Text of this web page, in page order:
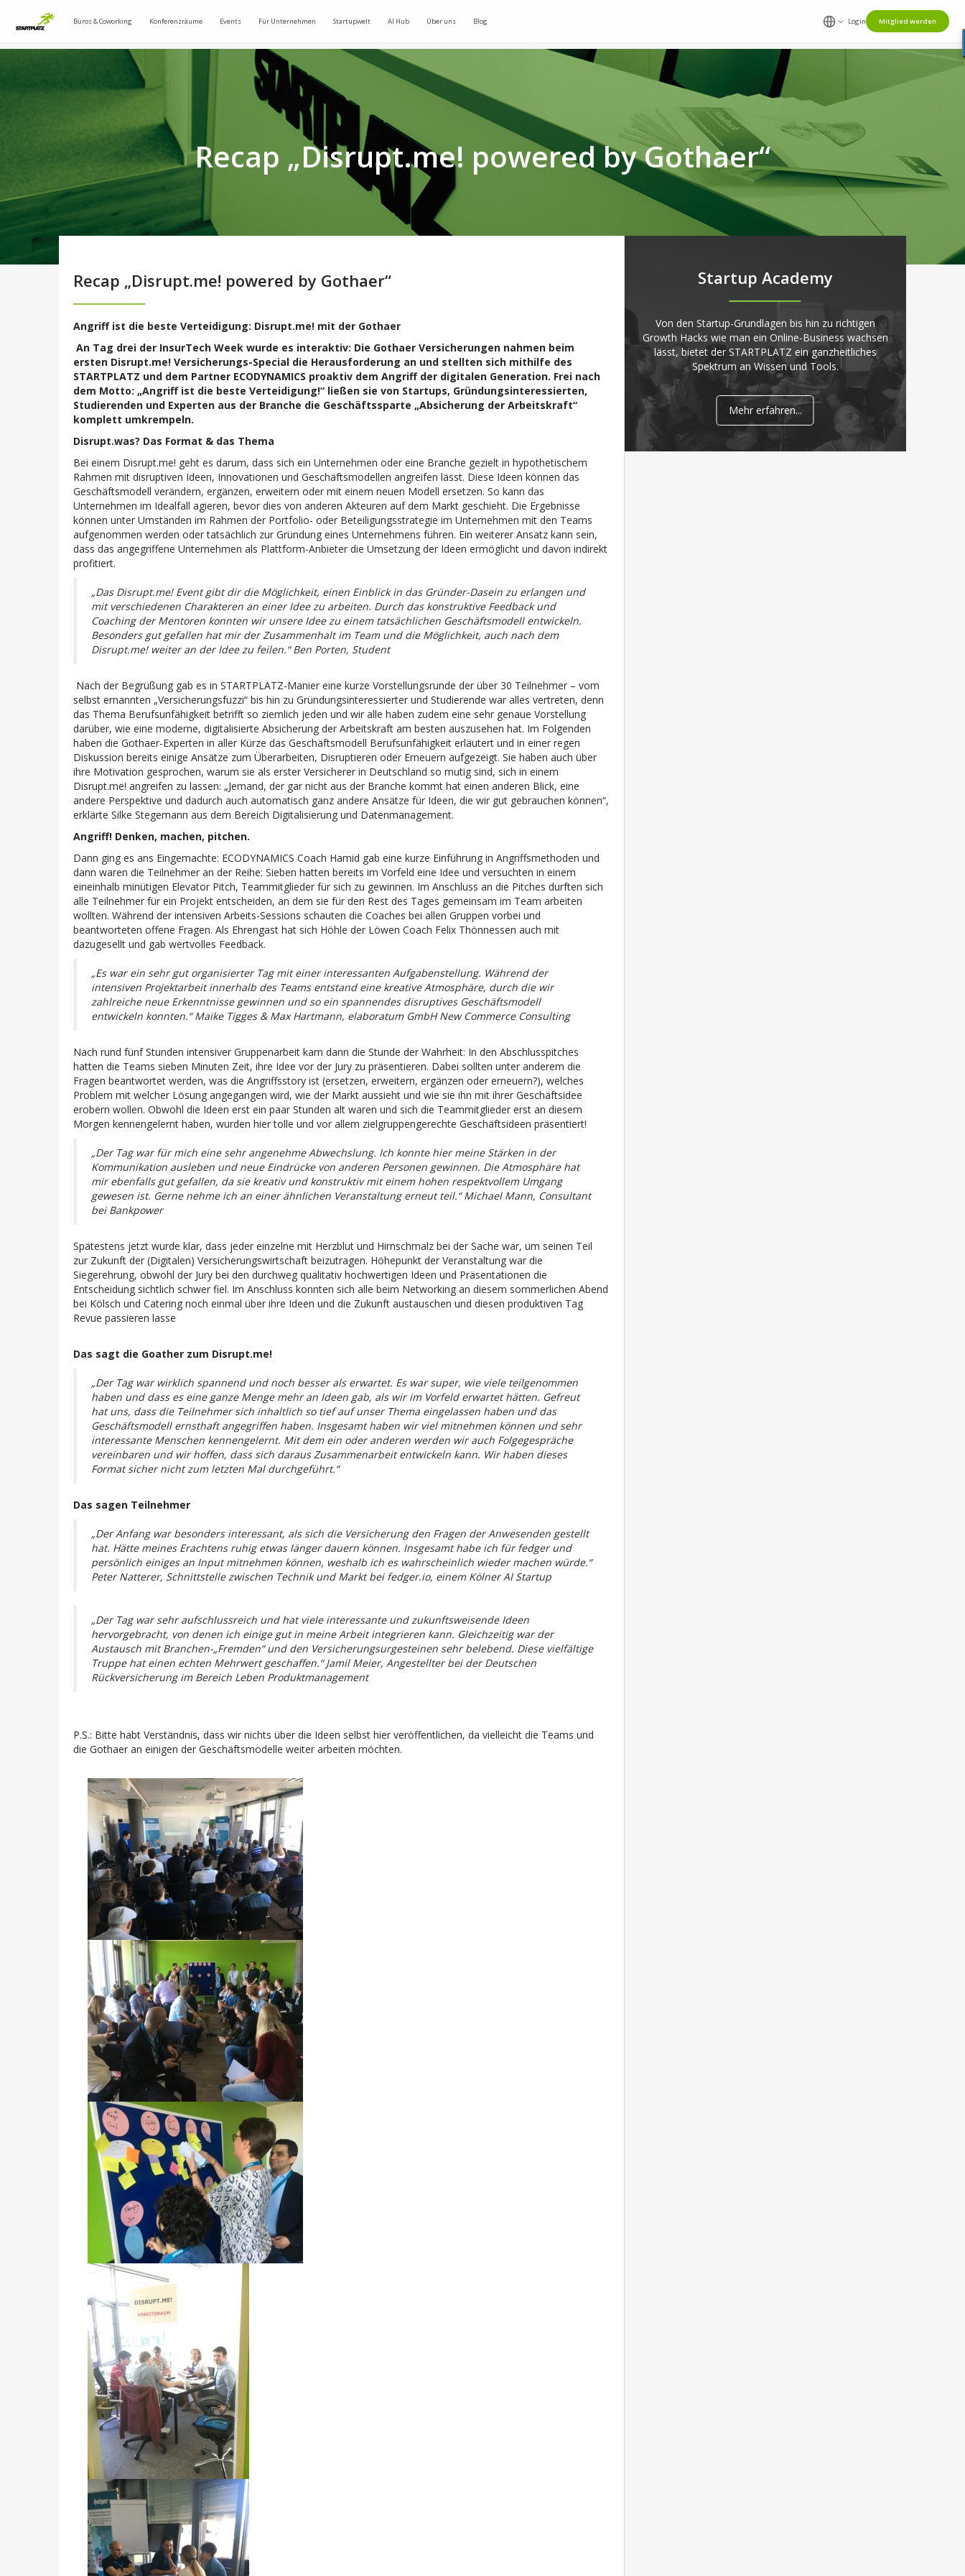
Büros & Coworking Konferenzräume Events Für Unternehmen Startupwelt AI Hub Über uns Blog Login Mitglied werden
Recap „Disrupt.me! powered by Gothaer“
Recap „Disrupt.me! powered by Gothaer“
Angriff ist die beste Verteidigung: Disrupt.me! mit der Gothaer
An Tag drei der InsurTech Week wurde es interaktiv: Die Gothaer Versicherungen nahmen beim
ersten Disrupt.me! Versicherungs-Special die Herausforderung an und stellten sich mithilfe des
STARTPLATZ und dem Partner ECODYNAMICS proaktiv dem Angriff der digitalen Generation. Frei nach
dem Motto: „Angriff ist die beste Verteidigung!“ ließen sie von Startups, Gründungsinteressierten,
Studierenden und Experten aus der Branche die Geschäftssparte „Absicherung der Arbeitskraft“
komplett umkrempeln.
Disrupt.was? Das Format & das Thema
Bei einem Disrupt.me! geht es darum, dass sich ein Unternehmen oder eine Branche gezielt in hypothetischem
Rahmen mit disruptiven Ideen, Innovationen und Geschäftsmodellen angreifen lässt. Diese Ideen können das
Geschäftsmodell verändern, ergänzen, erweitern oder mit einem neuen Modell ersetzen. So kann das
Unternehmen im Idealfall agieren, bevor dies von anderen Akteuren auf dem Markt geschieht. Die Ergebnisse
können unter Umständen im Rahmen der Portfolio- oder Beteiligungsstrategie im Unternehmen mit den Teams
aufgenommen werden oder tatsächlich zur Gründung eines Unternehmens führen. Ein weiterer Ansatz kann sein,
dass das angegriffene Unternehmen als Plattform-Anbieter die Umsetzung der Ideen ermöglicht und davon indirekt
profitiert.
„Das Disrupt.me! Event gibt dir die Möglichkeit, einen Einblick in das Gründer-Dasein zu erlangen und
mit verschiedenen Charakteren an einer Idee zu arbeiten. Durch das konstruktive Feedback und
Coaching der Mentoren konnten wir unsere Idee zu einem tatsächlichen Geschäftsmodell entwickeln.
Besonders gut gefallen hat mir der Zusammenhalt im Team und die Möglichkeit, auch nach dem
Disrupt.me! weiter an der Idee zu feilen.“ Ben Porten, Student
Nach der Begrüßung gab es in STARTPLATZ-Manier eine kurze Vorstellungsrunde der über 30 Teilnehmer – vom
selbst ernannten „Versicherungsfuzzi“ bis hin zu Gründungsinteressierter und Studierende war alles vertreten, denn
das Thema Berufsunfähigkeit betrifft so ziemlich jeden und wir alle haben zudem eine sehr genaue Vorstellung
darüber, wie eine moderne, digitalisierte Absicherung der Arbeitskraft am besten auszusehen hat. Im Folgenden
haben die Gothaer-Experten in aller Kürze das Geschäftsmodell Berufsunfähigkeit erläutert und in einer regen
Diskussion bereits einige Ansätze zum Überarbeiten, Disruptieren oder Erneuern aufgezeigt. Sie haben auch über
ihre Motivation gesprochen, warum sie als erster Versicherer in Deutschland so mutig sind, sich in einem
Disrupt.me! angreifen zu lassen: „Jemand, der gar nicht aus der Branche kommt hat einen anderen Blick, eine
andere Perspektive und dadurch auch automatisch ganz andere Ansätze für Ideen, die wir gut gebrauchen können“,
erklärte Silke Stegemann aus dem Bereich Digitalisierung und Datenmanagement.
Angriff! Denken, machen, pitchen.
Dann ging es ans Eingemachte: ECODYNAMICS Coach Hamid gab eine kurze Einführung in Angriffsmethoden und
dann waren die Teilnehmer an der Reihe: Sieben hatten bereits im Vorfeld eine Idee und versuchten in einem
eineinhalb minütigen Elevator Pitch, Teammitglieder für sich zu gewinnen. Im Anschluss an die Pitches durften sich
alle Teilnehmer für ein Projekt entscheiden, an dem sie für den Rest des Tages gemeinsam im Team arbeiten
wollten. Während der intensiven Arbeits-Sessions schauten die Coaches bei allen Gruppen vorbei und
beantworteten offene Fragen. Als Ehrengast hat sich Höhle der Löwen Coach Felix Thönnessen auch mit
dazugesellt und gab wertvolles Feedback.
„Es war ein sehr gut organisierter Tag mit einer interessanten Aufgabenstellung. Während der
intensiven Projektarbeit innerhalb des Teams entstand eine kreative Atmosphäre, durch die wir
zahlreiche neue Erkenntnisse gewinnen und so ein spannendes disruptives Geschäftsmodell
entwickeln konnten.“ Maike Tigges & Max Hartmann, elaboratum GmbH New Commerce Consulting
Nach rund fünf Stunden intensiver Gruppenarbeit kam dann die Stunde der Wahrheit: In den Abschlusspitches
hatten die Teams sieben Minuten Zeit, ihre Idee vor der Jury zu präsentieren. Dabei sollten unter anderem die
Fragen beantwortet werden, was die Angriffsstory ist (ersetzen, erweitern, ergänzen oder erneuern?), welches
Problem mit welcher Lösung angegangen wird, wie der Markt aussieht und wie sie ihn mit ihrer Geschäftsidee
erobern wollen. Obwohl die Ideen erst ein paar Stunden alt waren und sich die Teammitglieder erst an diesem
Morgen kennengelernt haben, wurden hier tolle und vor allem zielgruppengerechte Geschäftsideen präsentiert!
„Der Tag war für mich eine sehr angenehme Abwechslung. Ich konnte hier meine Stärken in der
Kommunikation ausleben und neue Eindrücke von anderen Personen gewinnen. Die Atmosphäre hat
mir ebenfalls gut gefallen, da sie kreativ und konstruktiv mit einem hohen respektvollem Umgang
gewesen ist. Gerne nehme ich an einer ähnlichen Veranstaltung erneut teil.“ Michael Mann, Consultant
bei Bankpower
Spätestens jetzt wurde klar, dass jeder einzelne mit Herzblut und Hirnschmalz bei der Sache war, um seinen Teil
zur Zukunft der (Digitalen) Versicherungswirtschaft beizutragen. Höhepunkt der Veranstaltung war die
Siegerehrung, obwohl der Jury bei den durchweg qualitativ hochwertigen Ideen und Präsentationen die
Entscheidung sichtlich schwer fiel. Im Anschluss konnten sich alle beim Networking an diesem sommerlichen Abend
bei Kölsch und Catering noch einmal über ihre Ideen und die Zukunft austauschen und diesen produktiven Tag
Revue passieren lasse
Das sagt die Goather zum Disrupt.me!
„Der Tag war wirklich spannend und noch besser als erwartet. Es war super, wie viele teilgenommen
haben und dass es eine ganze Menge mehr an Ideen gab, als wir im Vorfeld erwartet hätten. Gefreut
hat uns, dass die Teilnehmer sich inhaltlich so tief auf unser Thema eingelassen haben und das
Geschäftsmodell ernsthaft angegriffen haben. Insgesamt haben wir viel mitnehmen können und sehr
interessante Menschen kennengelernt. Mit dem ein oder anderen werden wir auch Folgegespräche
vereinbaren und wir hoffen, dass sich daraus Zusammenarbeit entwickeln kann. Wir haben dieses
Format sicher nicht zum letzten Mal durchgeführt.“
Das sagen Teilnehmer
„Der Anfang war besonders interessant, als sich die Versicherung den Fragen der Anwesenden gestellt
hat. Hätte meines Erachtens ruhig etwas länger dauern können. Insgesamt habe ich für fedger und
persönlich einiges an Input mitnehmen können, weshalb ich es wahrscheinlich wieder machen würde.“
Peter Natterer, Schnittstelle zwischen Technik und Markt bei fedger.io, einem Kölner AI Startup
„Der Tag war sehr aufschlussreich und hat viele interessante und zukunftsweisende Ideen
hervorgebracht, von denen ich einige gut in meine Arbeit integrieren kann. Gleichzeitig war der
Austausch mit Branchen-„Fremden“ und den Versicherungsurgesteinen sehr belebend. Diese vielfältige
Truppe hat einen echten Mehrwert geschaffen.“ Jamil Meier, Angestellter bei der Deutschen
Rückversicherung im Bereich Leben Produktmanagement
P.S.: Bitte habt Verständnis, dass wir nichts über die Ideen selbst hier veröffentlichen, da vielleicht die Teams und
die Gothaer an einigen der Geschäftsmodelle weiter arbeiten möchten.
Startup Academy
Von den Startup-Grundlagen bis hin zu richtigen
Growth Hacks wie man ein Online-Business wachsen
lässt, bietet der STARTPLATZ ein ganzheitliches
Spektrum an Wissen und Tools.
Mehr erfahren...